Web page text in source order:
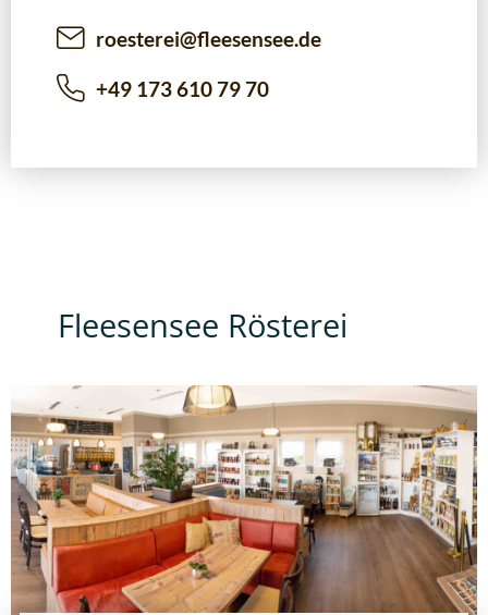
+49 173 610 79 70
roesterei@fleesensee.de
Fleesensee Rösterei